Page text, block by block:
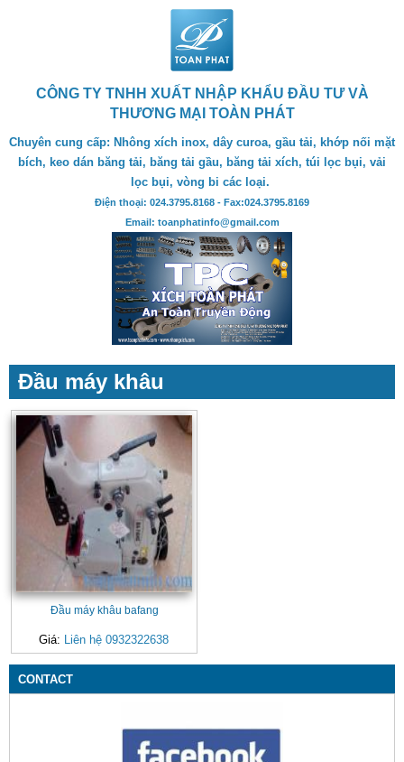
CÔNG TY TNHH XUẤT NHẬP KHẨU ĐẦU TƯ VÀ
THƯƠNG MẠI TOÀN PHÁT
Chuyên cung cấp: Nhông xích inox, dây curoa, gầu tải, khớp nối mặt
bích, keo dán băng tải, băng tải gầu, băng tải xích, túi lọc bụi, vải
lọc bụi, vòng bi các loại.
Điện thoại: 024.3795.8168 - Fax:024.3795.8169
Email: toanphatinfo@gmail.com
Đầu máy khâu
Đầu máy khâu bafang
Giá: Liên hệ 0932322638
CONTACT